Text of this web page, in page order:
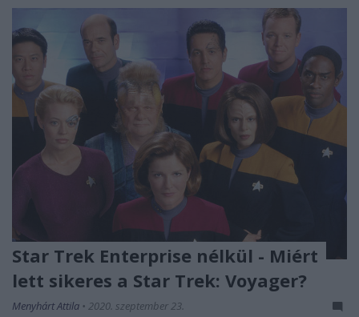
Star Trek Enterprise nélkül - Miért
lett sikeres a Star Trek: Voyager?
Menyhárt Attila • 2020. szeptember 23.